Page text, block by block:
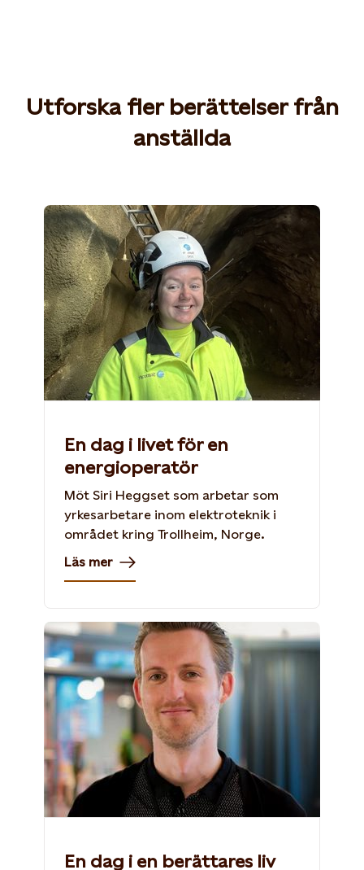
Utforska fler berättelser från
anställda
En dag i livet för en
energioperatör
Möt Siri Heggset som arbetar som
yrkesarbetare inom elektroteknik i
området kring Trollheim, Norge.
Läs mer
En dag i en berättares liv